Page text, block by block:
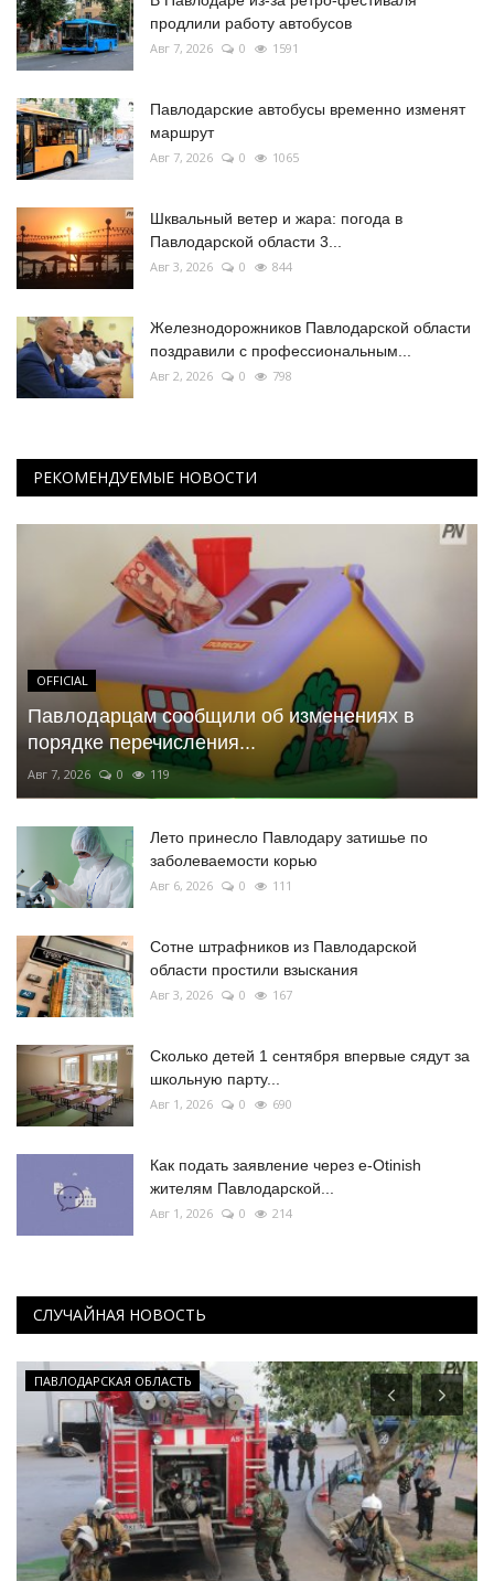
продлили работу автобусов
Авг 7, 2026 0 1591
Павлодарские автобусы временно изменят
маршрут
Авг 7, 2026 0 1065
Шквальный ветер и жара: погода в
Павлодарской области 3...
Авг 3, 2026 0 844
Железнодорожников Павлодарской области
поздравили с профессиональным...
Авг 2, 2026 0 798
РЕКОМЕНДУЕМЫЕ НОВОСТИ
OFFICIAL
Павлодарцам сообщили об изменениях в
порядке перечисления...
Авг 7, 2026 0 119
Лето принесло Павлодару затишье по
заболеваемости корью
Авг 6, 2026 0 111
Сотне штрафников из Павлодарской
области простили взыскания
Авг 3, 2026 0 167
Сколько детей 1 сентября впервые сядут за
школьную парту...
Авг 1, 2026 0 690
Как подать заявление через e-Otinish
жителям Павлодарской...
Авг 1, 2026 0 214
СЛУЧАЙНАЯ НОВОСТЬ
ПАВЛОДАРСКАЯ ОБЛАСТЬ